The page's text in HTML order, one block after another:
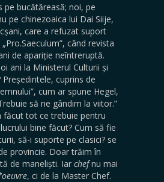
pe bucătăreasă; noi, pe
pe chinezoaica lui Dai Siije,
care a refuzat suport
când revista
de apariție neîntreruptă.
ani la Ministerul Culturii și
cuprins de
cum ar spune Hegel,
să ne gândim la viitor.”
făcut tot ce trebuie pentru
bine făcut? Cum să fie
să-i suporte pe clasici? se
provincie. Doar trăim în
de maneliști. Iar chefnu mai
’oeuvre, ci de la Master Chef.